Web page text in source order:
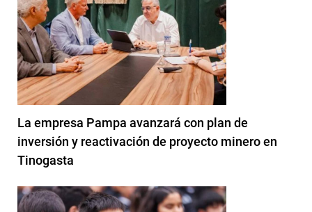
La empresa Pampa avanzará con plan de
inversión y reactivación de proyecto minero en
Tinogasta